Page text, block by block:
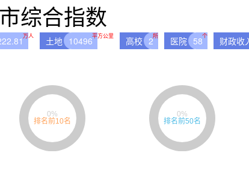
综合指数
万人 土地 10496平方公里 高校 2所 医院 58个 财政收